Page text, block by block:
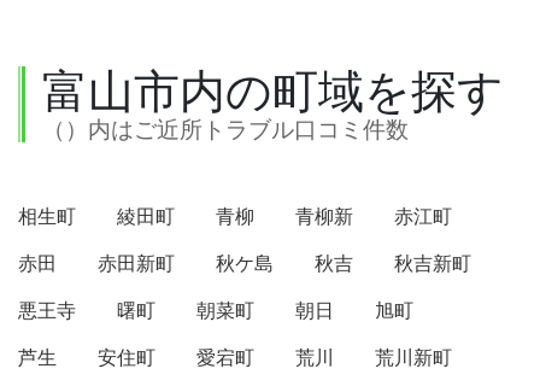
富山市内の町域を探す
（）内はご近所トラブル口コミ件数
相生町 綾田町 青柳 青柳新
赤江町
赤田
赤田新町 秋ケ島 秋吉
秋吉新町
悪王寺
曙町 朝菜町 朝日
旭町
芦生
安住町 愛宕町 荒川
荒川新町